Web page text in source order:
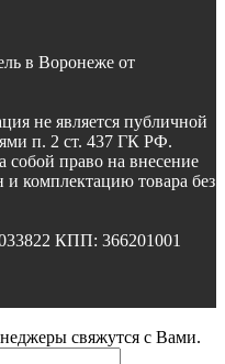
в Воронеже от
не является публичной
п. 2 ст. 437 ГК РФ.
собой право на внесение
комплектацию товара без
КПП: 366201001
свяжутся с Вами.